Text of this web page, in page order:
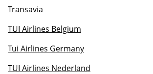
Transavia
TUI Airlines Belgium
Tui Airlines Germany
TUI Airlines Nederland